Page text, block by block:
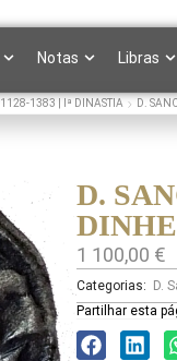
Notas Libras
1128-1383 | Iª DINASTIA D.
D.
1 100,00 €
Categorias: D.
Partilhar esta